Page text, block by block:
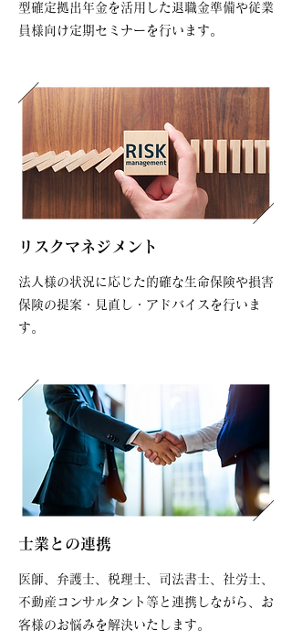
型確定拠出年金を活用した退職金準備や従業
員様向け定期セミナーを行います。
リスクマネジメント
法人様の状況に応じた的確な生命保険や損害
保険の提案・見直し・アドバイスを行いま
す。
士業との連携
医師、弁護士、税理士、司法書士、社労士、
不動産コンサルタント等と連携しながら、お
客様のお悩みを解決いたします。